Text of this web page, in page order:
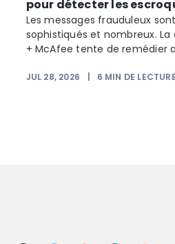
pour détecter les
Les messages frauduleux
sophistiqués et nombreux.
+ McAfee tente de remédier
JUL 28, 2026 6 MIN DE LECTURE